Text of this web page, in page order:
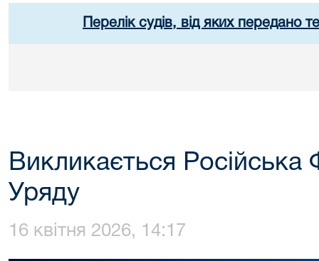
Перелік судів, від яких передано
Викликається Російська
Уряду
16 квітня 2026, 14:17